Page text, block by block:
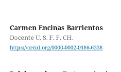
Carmen Encinas Barrientos
Docente U. S. F. F. CH.
https://orcid.org/0000-0002-0186-6338